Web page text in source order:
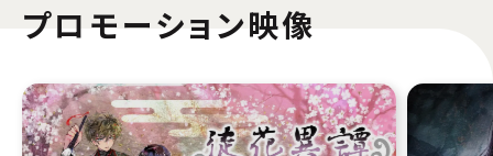
プロモーション映像